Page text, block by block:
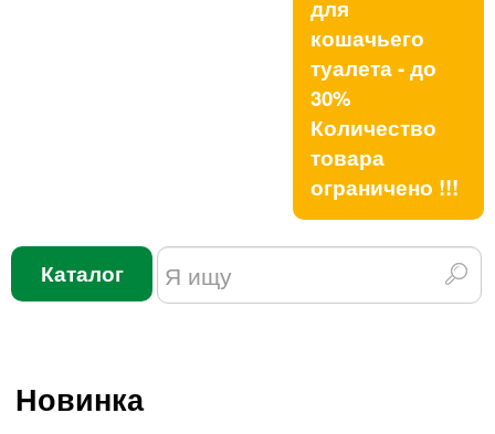
для
кошачьего
туалета - до
30%
Количество
товара
ограничено !!!
Каталог
Новинка